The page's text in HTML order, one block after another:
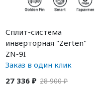
Сплит-система
инверторная "Zerten"
ZN-9I
Заказ в один клик
27 336 ₽ 28 900 ₽